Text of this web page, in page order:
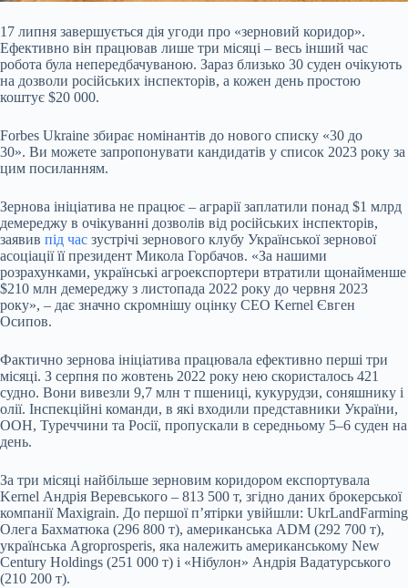
17 липня завершується дія угоди про «зерновий коридор».
Ефективно він працював лише три місяці – весь інший час
робота була непередбачуваною. Зараз близько 30 суден очікують
на дозволи російських інспекторів, а кожен день простою
коштує $20 000.
Forbes Ukraine збирає номінантів до нового списку «30 до
30». Ви можете запропонувати кандидатів у список 2023 року за
цим посиланням.
Зернова ініціатива не працює – аграрії заплатили понад $1 млрд
демереджу в очікуванні дозволів від російських інспекторів,
заявив під час зустрічі зернового клубу Української зернової
асоціації її президент Микола Горбачов. «За нашими
розрахунками, українські агроекспортери втратили щонайменше
$210 млн демереджу з листопада 2022 року до червня 2023
року», – дає значно скромнішу оцінку СЕО Kernel Євген
Осипов.
Фактично зернова ініціатива працювала ефективно перші три
місяці. З серпня по жовтень 2022 року нею скористалось 421
судно. Вони вивезли 9,7 млн т пшениці, кукурудзи, соняшнику і
олії. Інспекційні команди, в які входили представники України,
ООН, Туреччини та Росії, пропускали в середньому 5–6 суден на
день.
За три місяці найбільше зерновим коридором експортувала
Kernel Андрія Веревського – 813 500 т, згідно даних брокерської
компанії Maxigrain. До першої пʼятірки увійшли: UkrLandFarming
Олега Бахматюка (296 800 т), американська ADM (292 700 т),
українська Agroprosperis, яка належить американському New
Century Holdings (251 000 т) і «Нібулон» Андрія Вадатурського
(210 200 т).